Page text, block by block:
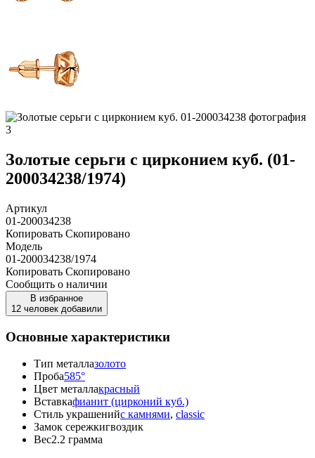
Золотые серьги с цирконием куб. (01-
200034238/1974)
Артикул
01-200034238
Копировать Скопировано
Модель
01-200034238/1974
Копировать Скопировано
Сообщить о наличии
В избранное
12 человек добавили
Основные характеристики
Тип металлазолото
Проба585°
Цвет металлакрасный
Вставкафианит (цирконий куб.)
Стиль украшенийс камнями, classic
Замок сережкигвоздик
Вес2.2 грамма